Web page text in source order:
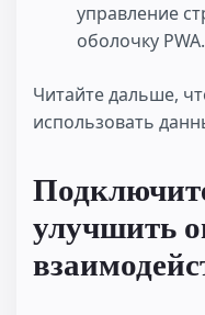
управление
оболочку PWA.
Читайте дальше,
использовать
улучшить